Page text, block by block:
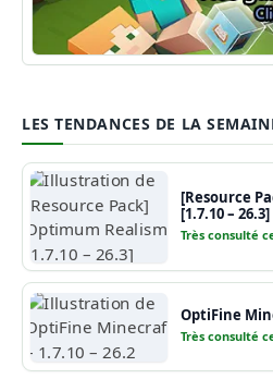
Guide Minecraft
LES TENDANCES DE LA
[Resource
[1.7.10 – 26.3]
Très consulté
OptiFine
Très consulté